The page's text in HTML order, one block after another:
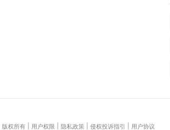
版权所有 用户权限 隐私政策 侵权投诉指引 用户协议